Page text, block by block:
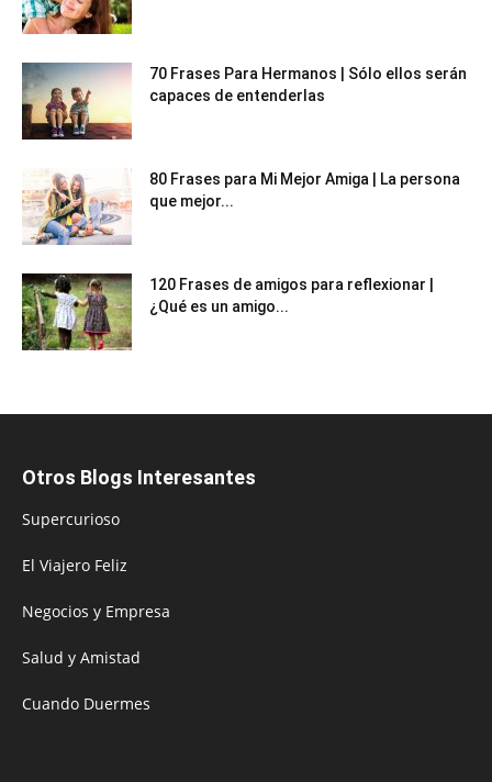
70 Frases Para Hermanos | Sólo ellos serán
capaces de entenderlas
80 Frases para Mi Mejor Amiga | La persona
que mejor...
120 Frases de amigos para reflexionar |
¿Qué es un amigo...
Otros Blogs Interesantes
Supercurioso
El Viajero Feliz
Negocios y Empresa
Salud y Amistad
Cuando Duermes